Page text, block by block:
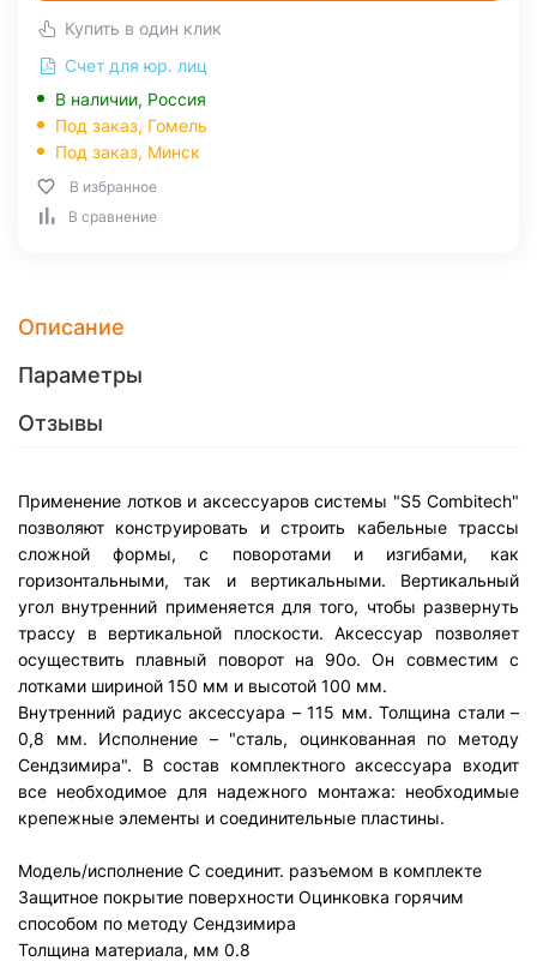
Купить в один клик
Счет для юр. лиц
В наличии, Россия
Под заказ, Гомель
Под заказ, Минск
В избранное
В сравнение
Описание
Параметры
Отзывы
Применение лотков и аксессуаров системы "S5 Combitech"
позволяют конструировать и строить кабельные трассы
сложной формы, с поворотами и изгибами, как
горизонтальными, так и вертикальными. Вертикальный
угол внутренний применяется для того, чтобы развернуть
трассу в вертикальной плоскости. Аксессуар позволяет
осуществить плавный поворот на 90о. Он совместим с
лотками шириной 150 мм и высотой 100 мм.
Внутренний радиус аксессуара – 115 мм. Толщина стали –
0,8 мм. Исполнение – "сталь, оцинкованная по методу
Сендзимира". В состав комплектного аксессуара входит
все необходимое для надежного монтажа: необходимые
крепежные элементы и соединительные пластины.
Модель/исполнение С соединит. разъемом в комплекте
Защитное покрытие поверхности Оцинковка горячим
способом по методу Сендзимира
Толщина материала, мм 0.8